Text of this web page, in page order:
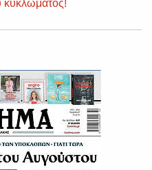
κυκλώματος!